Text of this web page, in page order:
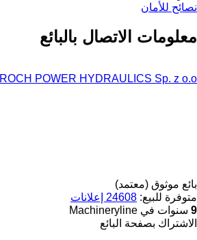
نصائح للأمان
معلومات الاتصال بالبائع
ROCH POWER HYDRAULICS Sp. z o.o.
بائع موثوق (معتمد)
متوفرة للبيع: 24608 إعلانات
9 سنوات في Machineryline
الاشتراك بصفحة البائع